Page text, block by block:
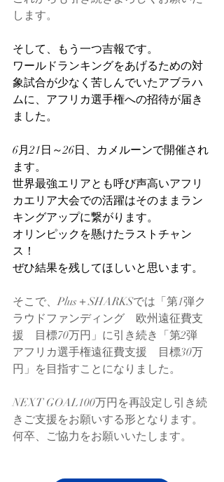
します。
そして、もう一つ吉報です。
ワールドランキングをあげるための対
象試合が少なく苦しんでいたアブラハ
ムに、アフリカ選手権への招待が届き
ました。
6月21日～26日、カメルーンで開催され
ます。
世界最強エリアとも呼び声高いアフリ
カエリア大会での活躍はそのままラン
キングアップに繋がります。
オリンピックを懸けたラストチャン
ス！
ぜひ結果を残してほしいと思います。
そこで、Plus＋SHARKSでは「第1弾ク
ラウドファンディング　欧州遠征費支
援　目標70万円」に引き続き「第2弾
アフリカ選手権遠征費支援　目標30万
円」を目指すことになりました。
NEXT GOAL100万円を再設定し引き続
きご支援をお願いする形となります。
何卒、ご協力をお願いいたします。